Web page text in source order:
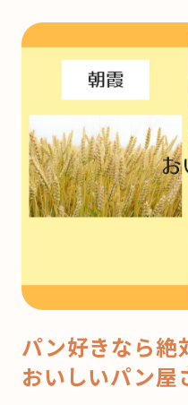
パン好きなら絶
おいしいパン屋